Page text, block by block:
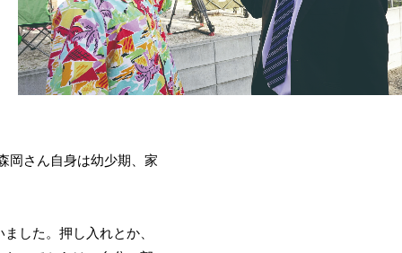
岡さん自身は幼少期、家
した。押し入れとか、